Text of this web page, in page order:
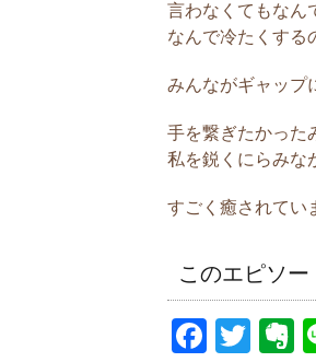
言わなくてもなん
なんで冷たくする
みんながギャップ
手を繋ぎたかった
私を鋭くにらみな
すごく癒されてい
このエピソー
F
T
E